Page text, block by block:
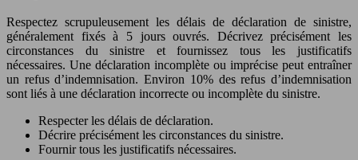
Respectez scrupuleusement les délais de déclaration de sinistre,
généralement fixés à 5 jours ouvrés. Décrivez précisément les
circonstances du sinistre et fournissez tous les justificatifs
nécessaires. Une déclaration incomplète ou imprécise peut entraîner
un refus d’indemnisation. Environ 10% des refus d’indemnisation
sont liés à une déclaration incorrecte ou incomplète du sinistre.
Respecter les délais de déclaration.
Décrire précisément les circonstances du sinistre.
Fournir tous les justificatifs nécessaires.